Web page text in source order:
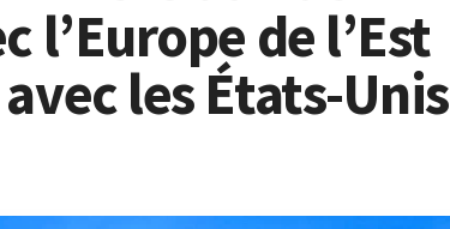
l’Europe de l’Est
les États-Unis